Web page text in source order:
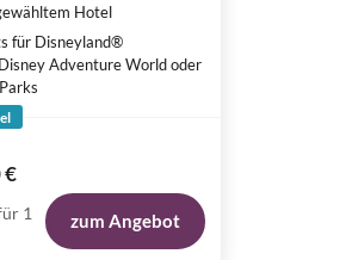
Hotel
für Disneyland®
Adventure World oder
€
1
zum Angebot